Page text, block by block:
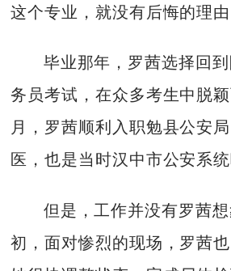
这个专业，就没有后悔的理由
毕业那年，罗茜选择回
务员考试，在众多考生中脱
月，罗茜顺利入职勉县公安
医，也是当时汉中市公安系统
但是，工作并没有罗茜
初，面对惨烈的现场，罗茜